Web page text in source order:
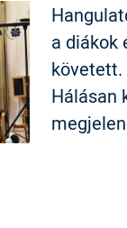
a diákok
követett.
Hálásan